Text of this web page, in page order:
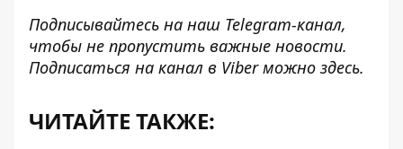
Подписывайтесь на наш Telegram-канал,
чтобы не пропустить важные новости.
Подписаться на канал в Viber можно здесь.
ЧИТАЙТЕ ТАКЖЕ: